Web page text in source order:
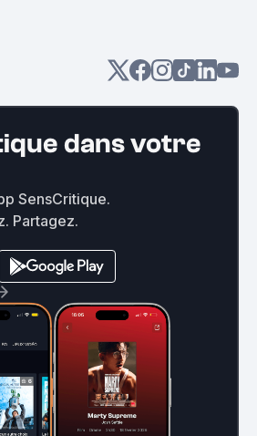
dans votre
SensCritique.
Partagez.